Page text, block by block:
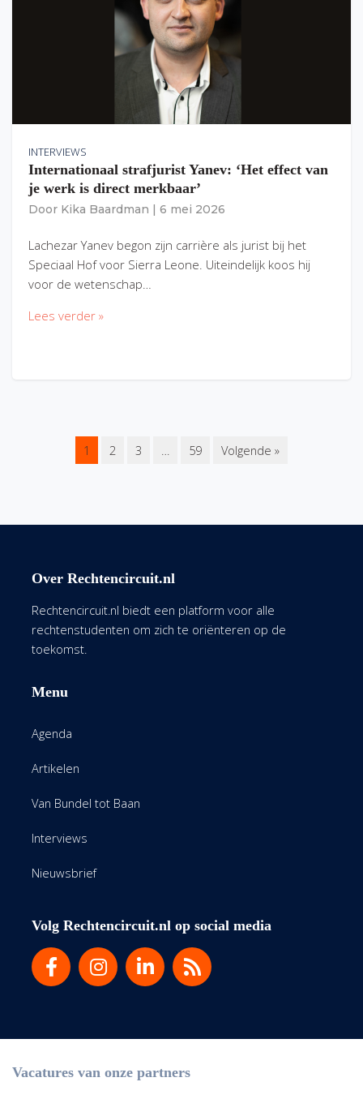
INTERVIEWS
Internationaal strafjurist Yanev: ‘Het effect van
je werk is direct merkbaar’
Door Kika Baardman 6 mei 2026
Lachezar Yanev begon zijn carrière als jurist bij het
Speciaal Hof voor Sierra Leone. Uiteindelijk koos hij
voor de wetenschap…
Lees verder »
1 2 3 … 59 Volgende »
Over Rechtencircuit.nl
Rechtencircuit.nl biedt een platform voor alle
rechtenstudenten om zich te oriënteren op de
toekomst.
Menu
Agenda
Artikelen
Van Bundel tot Baan
Interviews
Nieuwsbrief
Volg Rechtencircuit.nl op social media
Vacatures van onze partners